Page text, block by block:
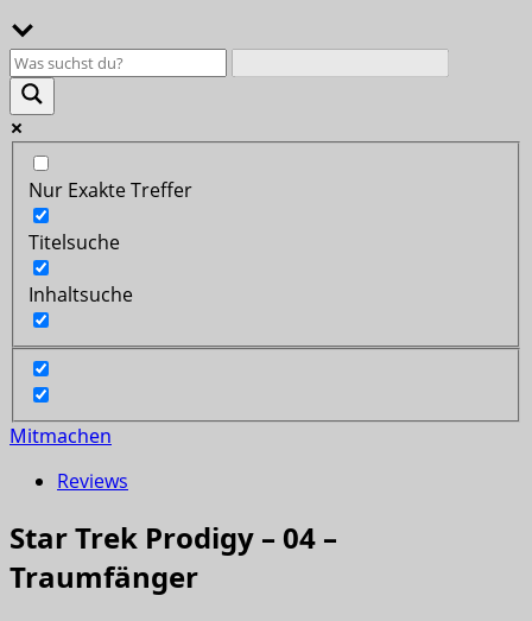
Nur Exakte Treffer
Titelsuche
Inhaltsuche
Mitmachen
Reviews
Star Trek Prodigy – 04 –
Traumfänger